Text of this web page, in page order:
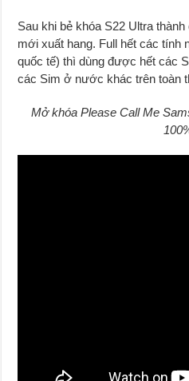
Sau khi bẻ khóa S22 Ultra
mới xuất hang. Full hết các tính
quốc tế) thì dùng được hết các
các Sim ở nước khác trên toàn
Mở khóa Please Call Me